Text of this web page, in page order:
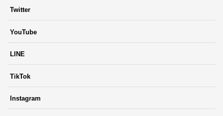
Twitter
YouTube
LINE
TikTok
Instagram